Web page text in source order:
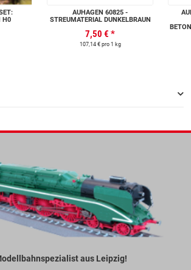
H0
AUHAGEN 60825 -
STREUMATERIAL DUNKELBRAUN
7,50 € *
107,14 € pro 1 kg
aus Leipzig!